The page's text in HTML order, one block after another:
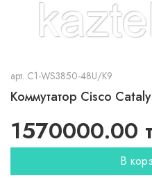
арт. C1-WS3850-48U/K9
Коммутатор Cisco
1570000.00
В